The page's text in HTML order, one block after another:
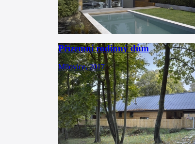
Přízemní rodinný dům
Milovice, 2017